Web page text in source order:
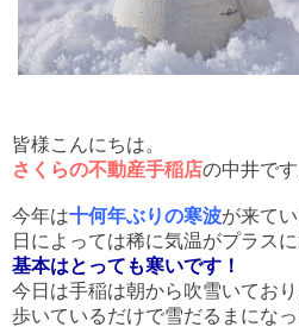
皆様こんにちは。
さくらの不動産手稲店の中井です
今年は十何年ぶりの寒波が来てい
日によっては稀に気温がプラス
基本はとっても寒いです！
今日は手稲は朝から吹雪いており
歩いているだけで雪だるまにな